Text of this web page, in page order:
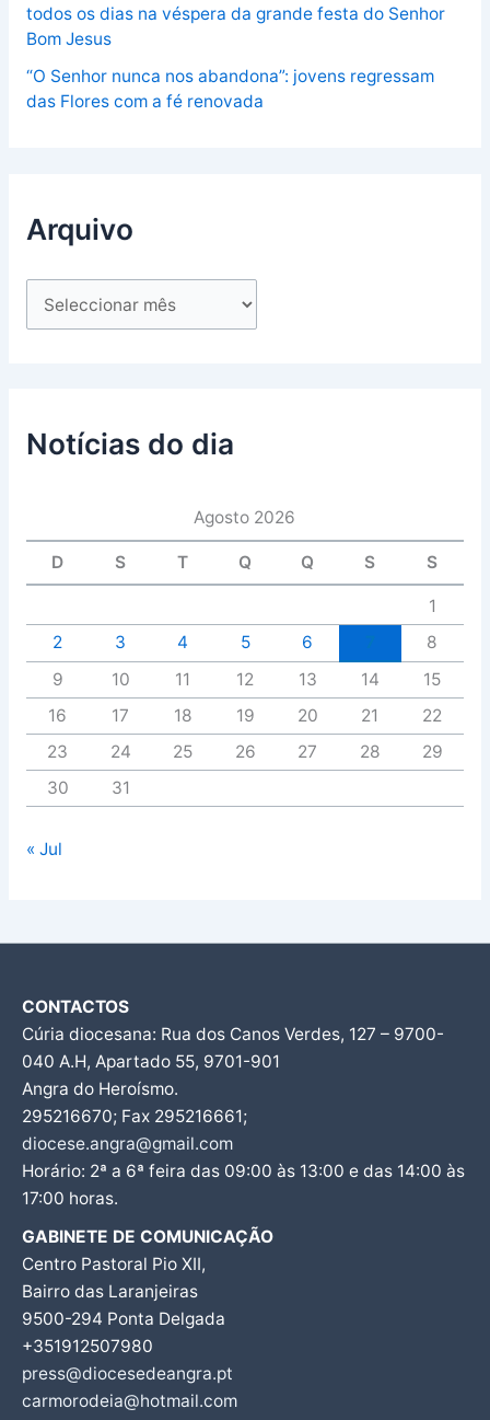
todos os dias na véspera da grande festa do Senhor
Bom Jesus
“O Senhor nunca nos abandona”: jovens regressam
das Flores com a fé renovada
Arquivo
Notícias do dia
Agosto 2026
D S T Q Q S S
1
2
3 4 5 6
8
9
10 11 12 13 14
15
16
17 18 19 20 21
22
23
24 25 26 27 28
29
30
31
« Jul
CONTACTOS
Cúria diocesana: Rua dos Canos Verdes, 127 – 9700-
040 A.H, Apartado 55, 9701-901
Angra do Heroísmo.
295216670; Fax 295216661;
diocese.angra@gmail.com
Horário: 2ª a 6ª feira das 09:00 às 13:00 e das 14:00 às
17:00 horas.
GABINETE DE COMUNICAÇÃO
Centro Pastoral Pio XII,
Bairro das Laranjeiras
9500-294 Ponta Delgada
+351912507980
press@diocesedeangra.pt
carmorodeia@hotmail.com